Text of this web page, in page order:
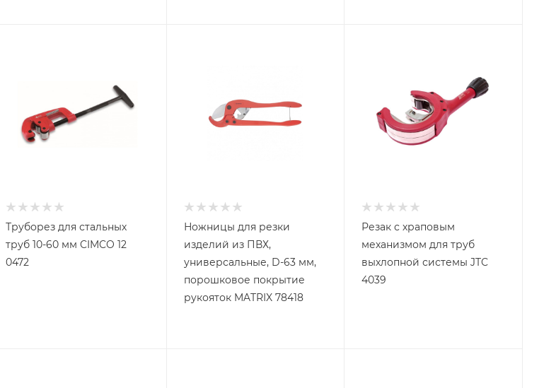
Труборез для стальных
труб 10-60 мм CIMCO 12
0472
Ножницы для резки
изделий из ПВХ,
универсальные, D-63 мм,
порошковое покрытие
рукояток MATRIX 78418
Резак с храповым
механизмом для труб
выхлопной системы JTC
4039